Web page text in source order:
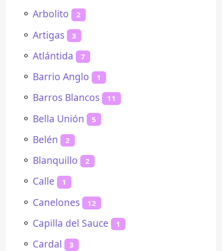
⚬ Arbolito 2
⚬ Artigas 3
⚬ Atlántida 7
⚬ Barrio Anglo 1
⚬ Barros Blancos 11
⚬ Bella Unión 5
⚬ Belén 2
⚬ Blanquillo 2
⚬ Calle 1
⚬ Canelones 12
⚬ Capilla del Sauce 1
⚬ Cardal 3